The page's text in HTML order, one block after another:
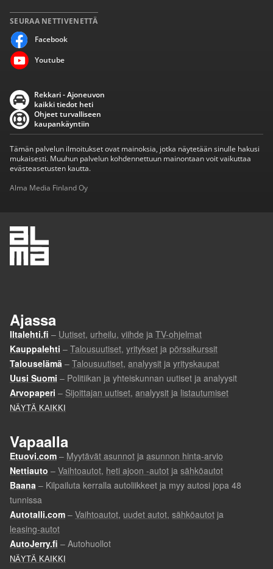
SEURAA NETTIVENETTÄ
Facebook
Youtube
Rekkari - Ajoneuvon
kaikki tiedot heti
Ohjeet turvalliseen
kaupankäyntiin
Tämän palvelun ilmoitukset ovat mainoksia, jotka näytetään sinulle hakusi
mukaisesti. Muuhun palvelun kohdennettuun mainontaan voit vaikuttaa
evästeasetusten kautta.
Alma Media Finland Oy